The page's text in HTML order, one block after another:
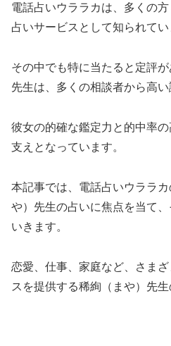
電話占いウララカは、多くの
占いサービスとして知られてい
その中でも特に当たると定評が
先生は、多くの相談者から高い
彼女の的確な鑑定力と的中率
支えとなっています。
本記事では、電話占いウララ
や）先生の占いに焦点を当て
いきます。
恋愛、仕事、家庭など、さま
スを提供する稀絢（まや）先生